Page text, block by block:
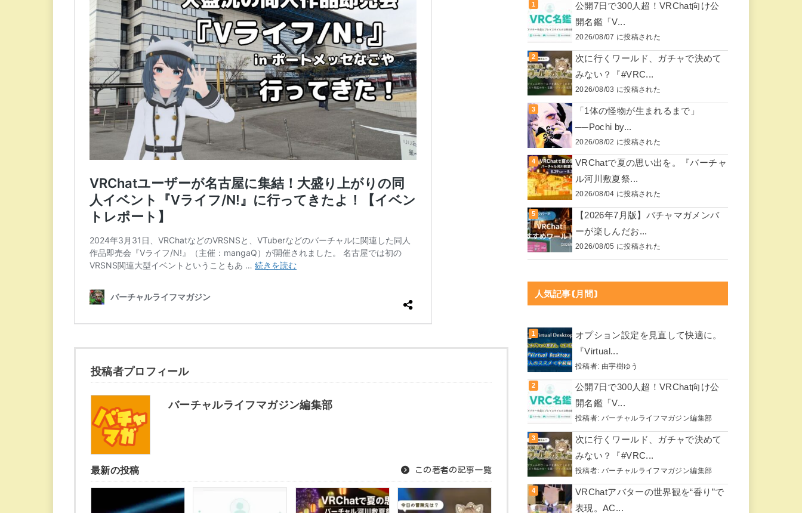
投稿者プロフィール
バーチャルライフマガジン編集部
最新の投稿 この著者の記事一覧
公開7日で300人超！VRChat向け公
開名鑑「V...
2026/08/07 に投稿された
次に行くワールド、ガチャで決めて
みない？『#VRC...
2026/08/03 に投稿された
「1体の怪物が生まれるまで」
──Pochi by...
2026/08/02 に投稿された
VRChatで夏の思い出を。『バーチャ
ル河川敷夏祭...
2026/08/04 に投稿された
【2026年7月版】バチャマガメンバ
ーが楽しんだお...
2026/08/05 に投稿された
人気記事(月間)
オプション設定を見直して快適に。
『Virtual...
投稿者: 由宇樹ゆう
公開7日で300人超！VRChat向け公
開名鑑「V...
投稿者: バーチャルライフマガジン編集部
次に行くワールド、ガチャで決めて
みない？『#VRC...
投稿者: バーチャルライフマガジン編集部
VRChatアバターの世界観を“香り”で
表現。AC...